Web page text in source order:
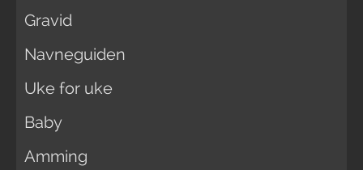
Gravid
Navneguiden
Uke for uke
Baby
Amming